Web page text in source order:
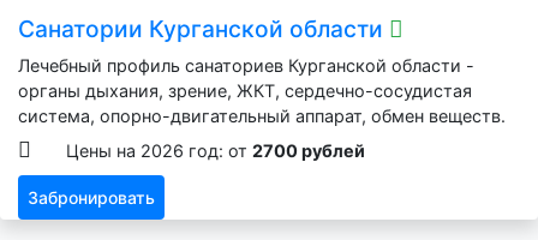
Санатории Курганской области
Лечебный профиль санаториев Курганской области -
органы дыхания, зрение, ЖКТ, сердечно-сосудистая
система, опорно-двигательный аппарат, обмен веществ.
Цены на 2026 год: от 2700 рублей
Забронировать